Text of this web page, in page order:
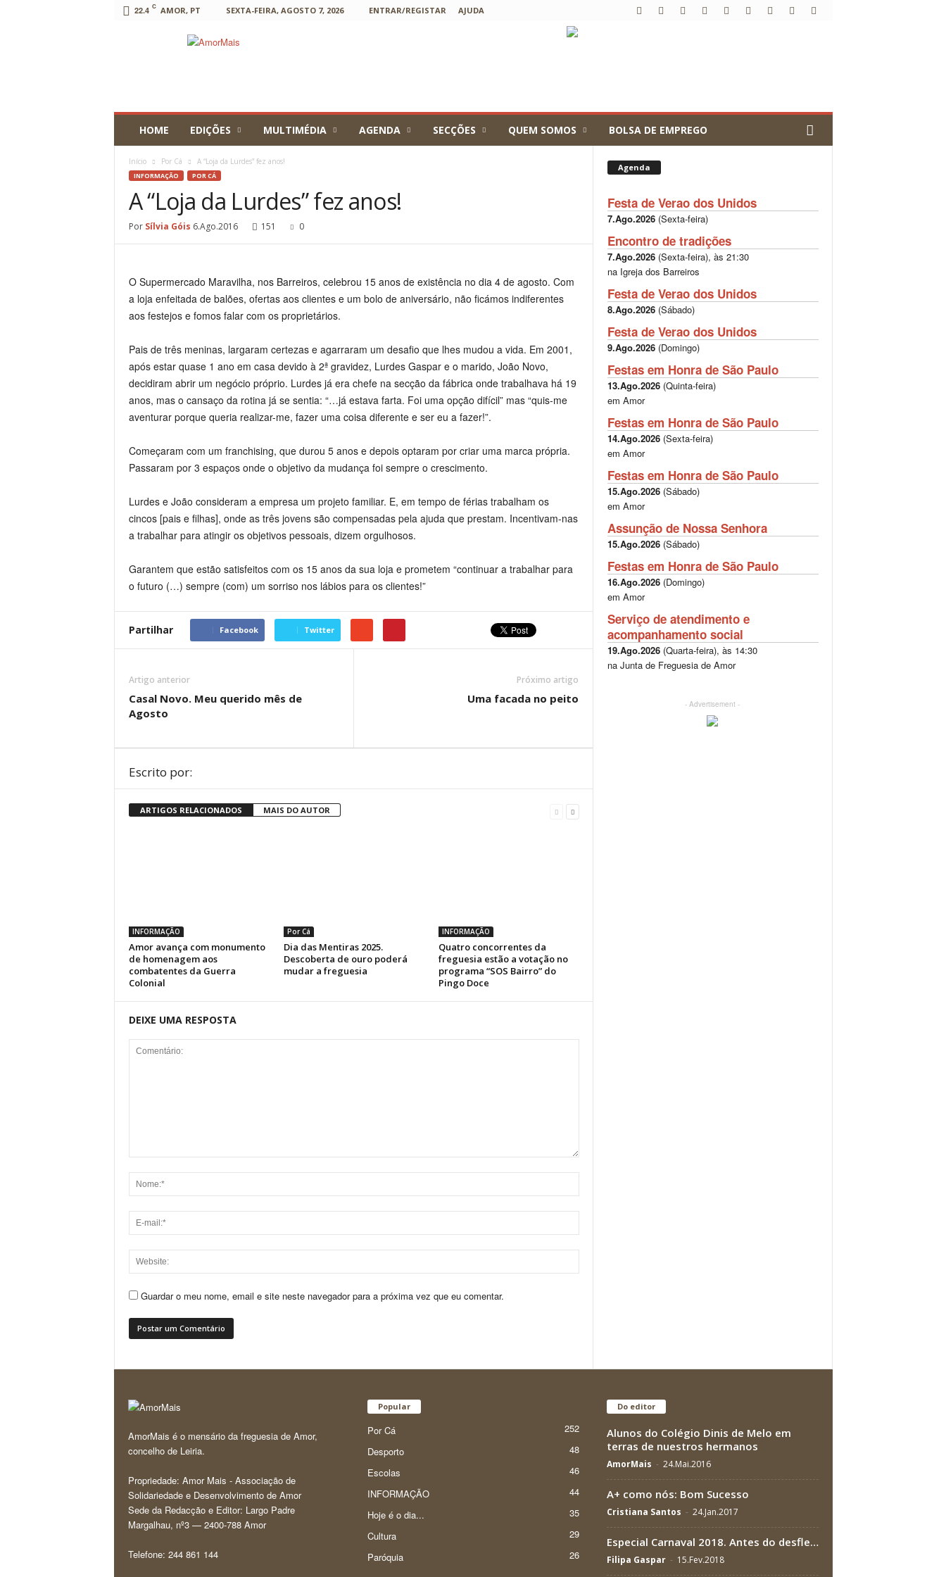
22.4 C AMOR, PT SEXTA-FEIRA, AGOSTO 7, 2026 ENTRAR/REGISTAR AJUDA
HOME EDIÇÕES MULTIMÉDIA AGENDA SECÇÕES QUEM SOMOS BOLSA DE EMPREGO
Início Por Cá A “Loja da Lurdes” fez anos!
INFORMAÇÃO POR CÁ
A “Loja da Lurdes” fez anos!
Por Sílvia Góis 6.Ago.2016 151 0
O Supermercado Maravilha, nos Barreiros, celebrou 15 anos de existência no dia 4 de agosto. Com
a loja enfeitada de balões, ofertas aos clientes e um bolo de aniversário, não ficámos indiferentes
aos festejos e fomos falar com os proprietários.
Pais de três meninas, largaram certezas e agarraram um desafio que lhes mudou a vida. Em 2001,
após estar quase 1 ano em casa devido à 2ª gravidez, Lurdes Gaspar e o marido, João Novo,
decidiram abrir um negócio próprio. Lurdes já era chefe na secção da fábrica onde trabalhava há 19
anos, mas o cansaço da rotina já se sentia: “…já estava farta. Foi uma opção difícil” mas “quis-me
aventurar porque queria realizar-me, fazer uma coisa diferente e ser eu a fazer!”.
Começaram com um franchising, que durou 5 anos e depois optaram por criar uma marca própria.
Passaram por 3 espaços onde o objetivo da mudança foi sempre o crescimento.
Lurdes e João consideram a empresa um projeto familiar. E, em tempo de férias trabalham os
cincos [pais e filhas], onde as três jovens são compensadas pela ajuda que prestam. Incentivam-nas
a trabalhar para atingir os objetivos pessoais, dizem orgulhosos.
Garantem que estão satisfeitos com os 15 anos da sua loja e prometem “continuar a trabalhar para
o futuro (…) sempre (com) um sorriso nos lábios para os clientes!”
Partilhar Facebook Twitter
Artigo anterior
Casal Novo. Meu querido mês de
Agosto
Próximo artigo
Uma facada no peito
Escrito por:
ARTIGOS RELACIONADOS MAIS DO AUTOR
INFORMAÇÃO
Amor avança com monumento
de homenagem aos
combatentes da Guerra
Colonial
Por Cá
Dia das Mentiras 2025.
Descoberta de ouro poderá
mudar a freguesia
INFORMAÇÃO
Quatro concorrentes da
freguesia estão a votação no
programa “SOS Bairro” do
Pingo Doce
DEIXE UMA RESPOSTA
Guardar o meu nome, email e site neste navegador para a próxima vez que eu comentar.
Agenda
Festa de Verao dos Unidos
7.Ago.2026(Sexta-feira)
Encontro de tradições
7.Ago.2026(Sexta-feira), às 21:30
na Igreja dos Barreiros
Festa de Verao dos Unidos
8.Ago.2026(Sábado)
Festa de Verao dos Unidos
9.Ago.2026(Domingo)
Festas em Honra de São Paulo
13.Ago.2026(Quinta-feira)
em Amor
Festas em Honra de São Paulo
14.Ago.2026(Sexta-feira)
em Amor
Festas em Honra de São Paulo
15.Ago.2026(Sábado)
em Amor
Assunção de Nossa Senhora
15.Ago.2026(Sábado)
Festas em Honra de São Paulo
16.Ago.2026(Domingo)
em Amor
Serviço de atendimento e
acompanhamento social
19.Ago.2026(Quarta-feira), às 14:30
na Junta de Freguesia de Amor
- Advertisement -
AmorMais é o mensário da freguesia de Amor,
concelho de Leiria.
Propriedade: Amor Mais - Associação de
Solidariedade e Desenvolvimento de Amor
Sede da Redacção e Editor: Largo Padre
Margalhau, nº3 — 2400-788 Amor
Telefone: 244 861 144
Popular
Por Cá
252
Desporto
48
Escolas
46
INFORMAÇÃO
44
Hoje é o dia...
35
Cultura
29
Paróquia
26
Do editor
Alunos do Colégio Dinis de Melo em
terras de nuestros hermanos
AmorMais - 24.Mai.2016
A+ como nós: Bom Sucesso
Cristiana Santos - 24.Jan.2017
Especial Carnaval 2018. Antes do desfle…
Filipa Gaspar - 15.Fev.2018